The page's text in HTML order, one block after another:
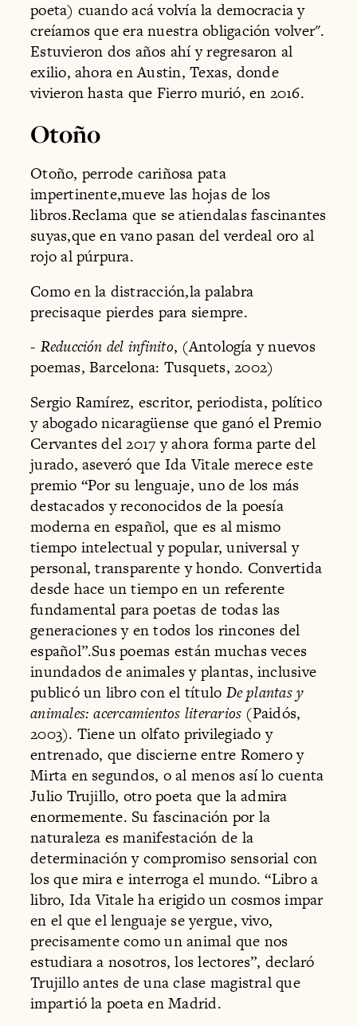
poeta) cuando acá volvía la democracia y
creíamos que era nuestra obligación volver".
Estuvieron dos años ahí y regresaron al
exilio, ahora en Austin, Texas, donde
vivieron hasta que Fierro murió, en 2016.
Otoño
Otoño, perrode cariñosa pata
impertinente,mueve las hojas de los
libros.Reclama que se atiendalas fascinantes
suyas,que en vano pasan del verdeal oro al
rojo al púrpura.
Como en la distracción,la palabra
precisaque pierdes para siempre.
- Reducción del infinito, (Antología y nuevos
poemas, Barcelona: Tusquets, 2002)
Sergio Ramírez, escritor, periodista, político
y abogado nicaragüense que ganó el Premio
Cervantes del 2017 y ahora forma parte del
jurado, aseveró que Ida Vitale merece este
premio “Por su lenguaje, uno de los más
destacados y reconocidos de la poesía
moderna en español, que es al mismo
tiempo intelectual y popular, universal y
personal, transparente y hondo. Convertida
desde hace un tiempo en un referente
fundamental para poetas de todas las
generaciones y en todos los rincones del
español”.Sus poemas están muchas veces
inundados de animales y plantas, inclusive
publicó un libro con el título De plantas y
animales: acercamientos literarios (Paidós,
2003). Tiene un olfato privilegiado y
entrenado, que discierne entre Romero y
Mirta en segundos, o al menos así lo cuenta
Julio Trujillo, otro poeta que la admira
enormemente. Su fascinación por la
naturaleza es manifestación de la
determinación y compromiso sensorial con
los que mira e interroga el mundo. “Libro a
libro, Ida Vitale ha erigido un cosmos impar
en el que el lenguaje se yergue, vivo,
precisamente como un animal que nos
estudiara a nosotros, los lectores”, declaró
Trujillo antes de una clase magistral que
impartió la poeta en Madrid.